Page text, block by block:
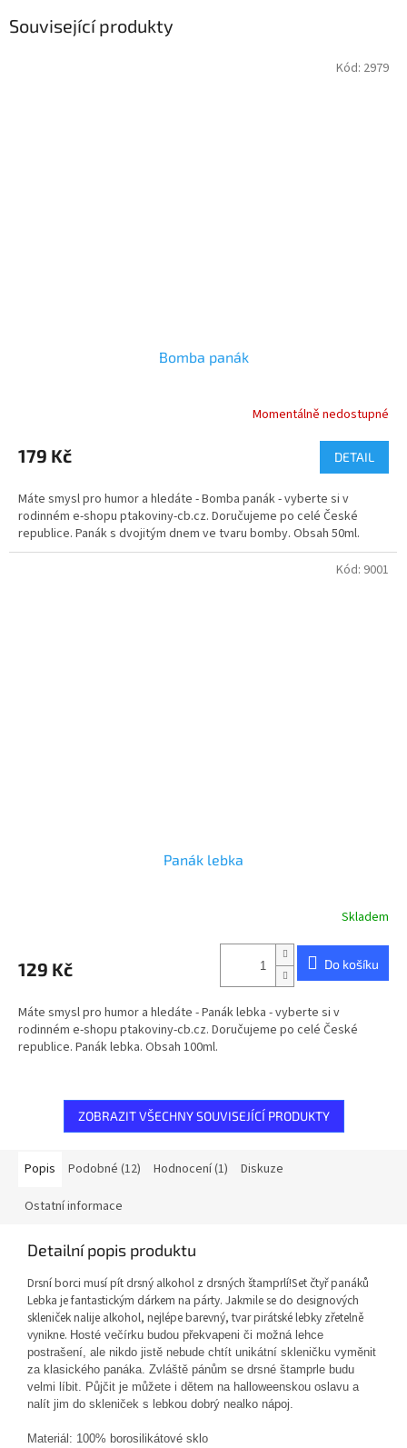
Související produkty
Bomba panák
Momentálně nedostupné
179 Kč DETAIL
Máte smysl pro humor a hledáte - Bomba panák - vyberte si v
rodinném e-shopu ptakoviny-cb.cz. Doručujeme po celé České
republice. Panák s dvojitým dnem ve tvaru bomby. Obsah 50ml.
Kód: 2979
Panák lebka
Skladem
129 Kč Do košíku
Máte smysl pro humor a hledáte - Panák lebka - vyberte si v
rodinném e-shopu ptakoviny-cb.cz. Doručujeme po celé České
republice. Panák lebka. Obsah 100ml.
Kód: 9001
ZOBRAZIT VŠECHNY SOUVISEJÍCÍ PRODUKTY
Popis Podobné (12) Hodnocení (1) Diskuze
Ostatní informace
Detailní popis produktu
Drsní borci musí pít drsný alkohol z drsných štamprlí!Set čtyř panáků
Lebka je fantastickým dárkem na párty. Jakmile se do designových
skleniček nalije alkohol, nejlépe barevný, tvar pirátské lebky zřetelně
vynikne. Hosté večírku budou překvapeni či možná lehce
postrašení, ale nikdo jistě nebude chtít unikátní skleničku vyměnit
za klasického panáka. Zvláště pánům se drsné štamprle budu
velmi líbit. Půjčit je můžete i dětem na halloweenskou oslavu a
nalít jim do skleniček s lebkou dobrý nealko nápoj.
Materiál: 100% borosilikátové sklo